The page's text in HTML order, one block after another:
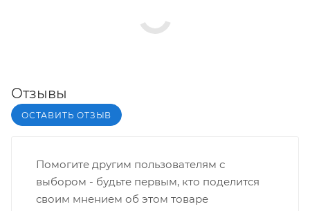
Отзывы
ОСТАВИТЬ ОТЗЫВ
Помогите другим пользователям с
выбором - будьте первым, кто поделится
своим мнением об этом товаре